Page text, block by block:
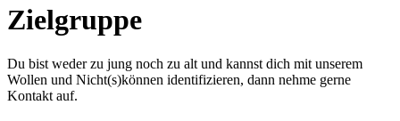
Zielgruppe
Du bist weder zu jung noch zu alt und kannst dich mit unserem
Wollen und Nicht(s)können identifizieren, dann nehme gerne
Kontakt auf.